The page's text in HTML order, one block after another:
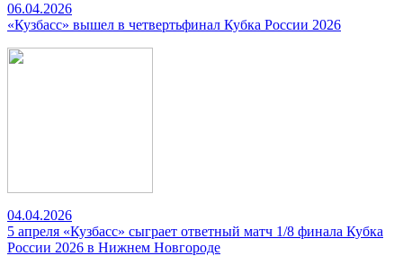
06.04.2026
«Кузбасс» вышел в четвертьфинал Кубка России 2026
04.04.2026
5 апреля «Кузбасс» сыграет ответный матч 1/8 финала Кубка
России 2026 в Нижнем Новгороде